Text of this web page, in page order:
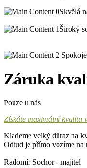
Skvělá
Široký
Záruka
Pouze u nás
Získáte maximální kvalitu
Klademe velký důraz na
Odtud je přímo vozíme na
Radomír Sochor -